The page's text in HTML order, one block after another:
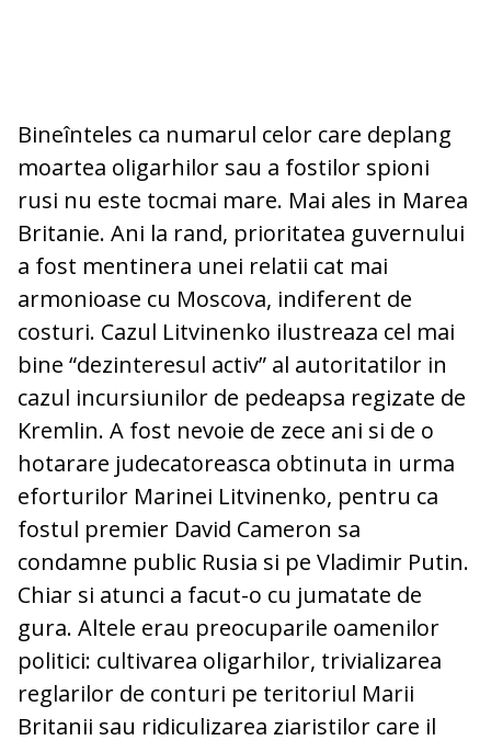
Bineînteles ca numarul celor care deplang
moartea oligarhilor sau a fostilor spioni
rusi nu este tocmai mare. Mai ales in Marea
Britanie. Ani la rand, prioritatea guvernului
a fost mentinera unei relatii cat mai
armonioase cu Moscova, indiferent de
costuri. Cazul Litvinenko ilustreaza cel mai
bine “dezinteresul activ” al autoritatilor in
cazul incursiunilor de pedeapsa regizate de
Kremlin. A fost nevoie de zece ani si de o
hotarare judecatoreasca obtinuta in urma
eforturilor Marinei Litvinenko, pentru ca
fostul premier David Cameron sa
condamne public Rusia si pe Vladimir Putin.
Chiar si atunci a facut-o cu jumatate de
gura. Altele erau preocuparile oamenilor
politici: cultivarea oligarhilor, trivializarea
reglarilor de conturi pe teritoriul Marii
Britanii sau ridiculizarea ziaristilor care il